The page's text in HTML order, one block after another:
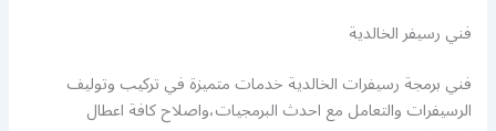
فني رسيفر الخالدية
فني برمجة رسيفرات الخالدية خدمات متميزة في تركيب وتوليف
الرسيفرات والتعامل مع احدث البرمجيات،واصلاح كافة اعطال